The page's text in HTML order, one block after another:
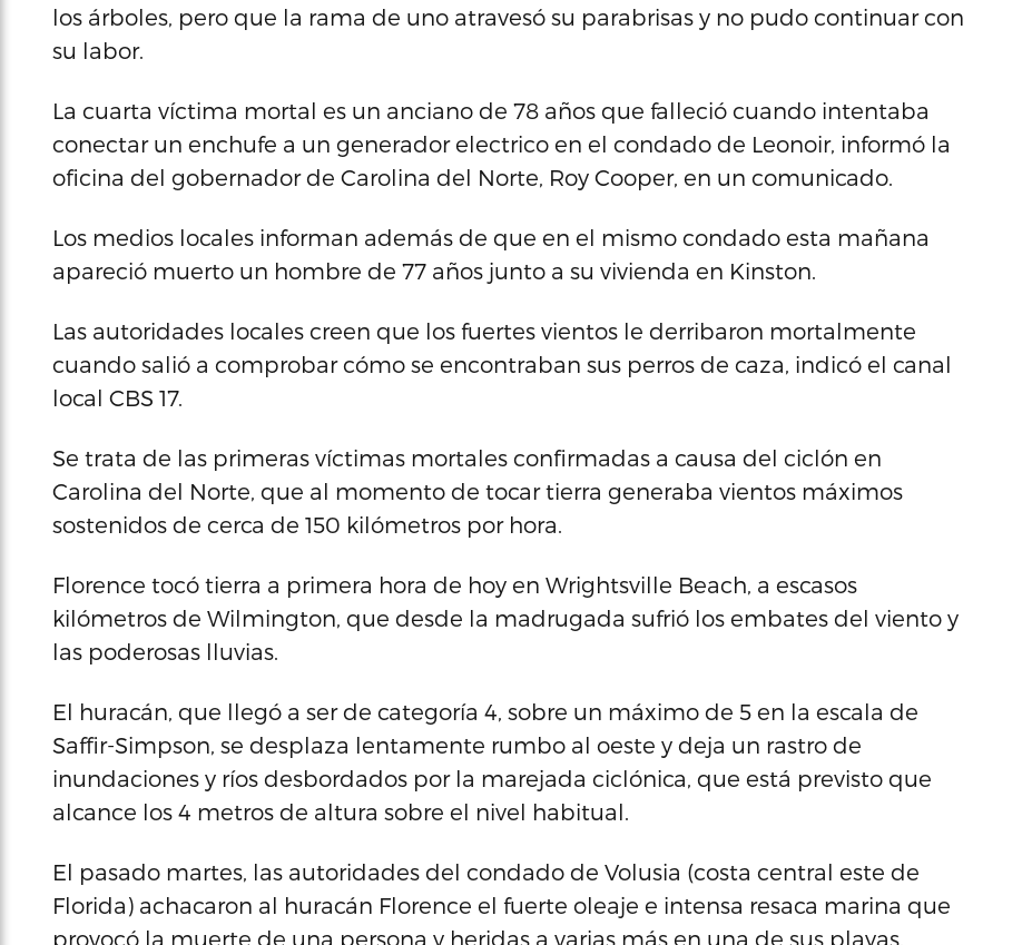
los árboles, pero que la rama de uno atravesó su parabrisas y no pudo continuar con
su labor.
La cuarta víctima mortal es un anciano de 78 años que falleció cuando intentaba
conectar un enchufe a un generador electrico en el condado de Leonoir, informó la
oficina del gobernador de Carolina del Norte, Roy Cooper, en un comunicado.
Los medios locales informan además de que en el mismo condado esta mañana
apareció muerto un hombre de 77 años junto a su vivienda en Kinston.
Las autoridades locales creen que los fuertes vientos le derribaron mortalmente
cuando salió a comprobar cómo se encontraban sus perros de caza, indicó el canal
local CBS 17.
Se trata de las primeras víctimas mortales confirmadas a causa del ciclón en
Carolina del Norte, que al momento de tocar tierra generaba vientos máximos
sostenidos de cerca de 150 kilómetros por hora.
Florence tocó tierra a primera hora de hoy en Wrightsville Beach, a escasos
kilómetros de Wilmington, que desde la madrugada sufrió los embates del viento y
las poderosas lluvias.
El huracán, que llegó a ser de categoría 4, sobre un máximo de 5 en la escala de
Saffir-Simpson, se desplaza lentamente rumbo al oeste y deja un rastro de
inundaciones y ríos desbordados por la marejada ciclónica, que está previsto que
alcance los 4 metros de altura sobre el nivel habitual.
El pasado martes, las autoridades del condado de Volusia (costa central este de
Florida) achacaron al huracán Florence el fuerte oleaje e intensa resaca marina que
provocó la muerte de una persona y heridas a varias más en una de sus playas.